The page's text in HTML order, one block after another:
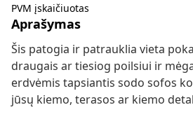
PVM įskaičiuotas
Aprašymas
Šis patogia ir patrauklia vieta
draugais ar tiesiog poilsiui ir
erdvėmis tapsiantis sodo sofos
jūsų kiemo, terasos ar kiemo